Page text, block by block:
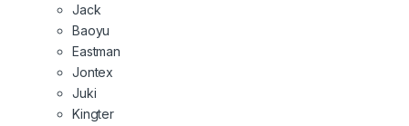
Jack
Baoyu
Eastman
Jontex
Juki
Kingter